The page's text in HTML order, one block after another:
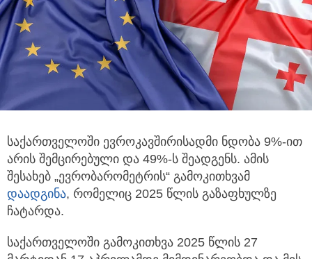
საქართველოში ევროკავშირისადმი ნდობა 9%-ით
არის შემცირებული და 49%-ს შეადგენს. ამის
შესახებ „ევრობარომეტრის“ გამოკითხვამ
დაადგინა , რომელიც 2025 წლის გაზაფხულზე
ჩატარდა.
საქართველოში გამოკითხვა 2025 წლის 27